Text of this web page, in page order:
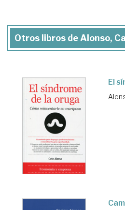
Otros libros de Alonso,
El